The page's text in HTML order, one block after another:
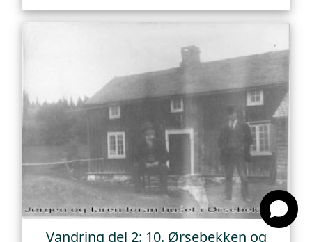
Vandring del 2: 10. Ørsebekken og